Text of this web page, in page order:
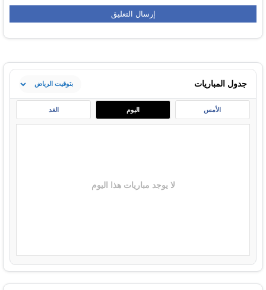
جدول المباريات
الأمس اليوم الغد
لا يوجد مباريات هذا اليوم